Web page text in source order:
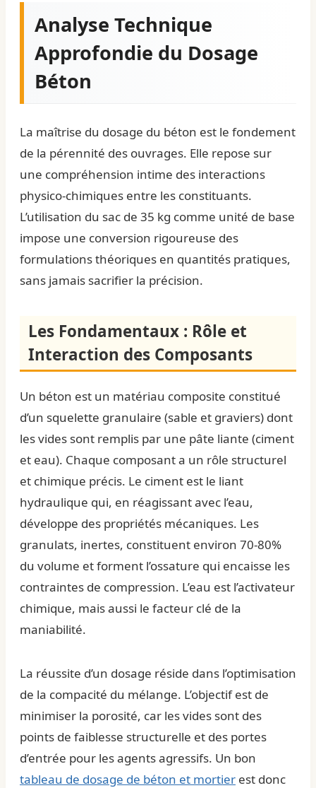
Analyse Technique
Approfondie du Dosage
Béton
La maîtrise du dosage du béton est le fondement
de la pérennité des ouvrages. Elle repose sur
une compréhension intime des interactions
physico-chimiques entre les constituants.
L’utilisation du sac de 35 kg comme unité de base
impose une conversion rigoureuse des
formulations théoriques en quantités pratiques,
sans jamais sacrifier la précision.
Les Fondamentaux : Rôle et
Interaction des Composants
Un béton est un matériau composite constitué
d’un squelette granulaire (sable et graviers) dont
les vides sont remplis par une pâte liante (ciment
et eau). Chaque composant a un rôle structurel
et chimique précis. Le ciment est le liant
hydraulique qui, en réagissant avec l’eau,
développe des propriétés mécaniques. Les
granulats, inertes, constituent environ 70-80%
du volume et forment l’ossature qui encaisse les
contraintes de compression. L’eau est l’activateur
chimique, mais aussi le facteur clé de la
maniabilité.
La réussite d’un dosage réside dans l’optimisation
de la compacité du mélange. L’objectif est de
minimiser la porosité, car les vides sont des
points de faiblesse structurelle et des portes
d’entrée pour les agents agressifs. Un bon
tableau de dosage de béton et mortier est donc